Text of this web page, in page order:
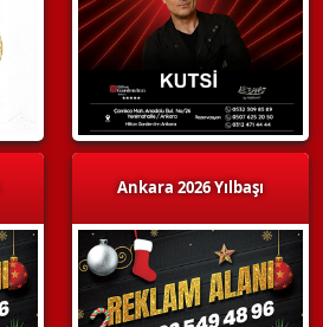
Ankara 2026 Yılbaşı